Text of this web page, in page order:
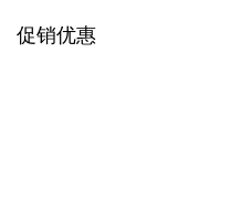
促销优惠